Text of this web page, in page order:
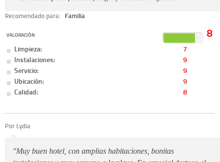
Recomendado para: Familia
VALORACIÓN 8
Limpieza:
7
Instalaciones:
9
Servicio:
9
Ubicación:
9
Calidad:
8
Por Lydia
"Muy buen hotel, con amplias habitaciones, bonitas